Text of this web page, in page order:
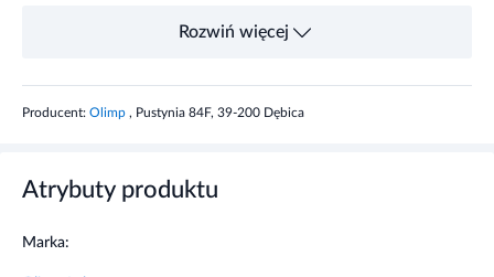
cyjanokobalamina – wit. B12, chlorowodorek pirydoksyny –
monoazotan tiaminy – tiamina, kwas foliowy (kwas
pteroilomonoglutaminowy) – folian, chlorek chromu(III) i jego
Przeznaczenie produktu
Rozwiń więcej
Producent: Olimp , Pustynia 84F, 39-200 Dębica
Atrybuty produktu
Marka: